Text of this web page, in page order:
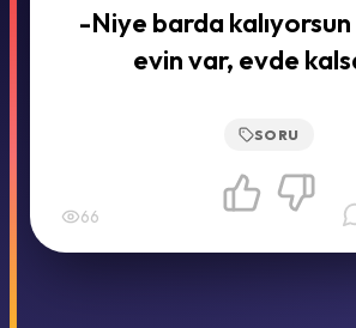
-Niye barda kalıyorsun
evin var, evde
SORU
66